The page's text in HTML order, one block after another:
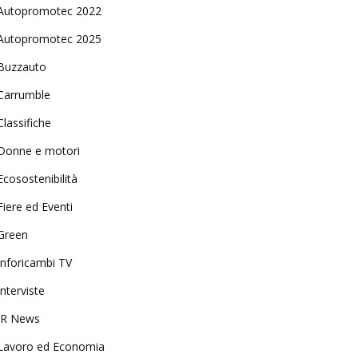
2022
2025
e motori
ed Eventi
TV
News
ed Economia